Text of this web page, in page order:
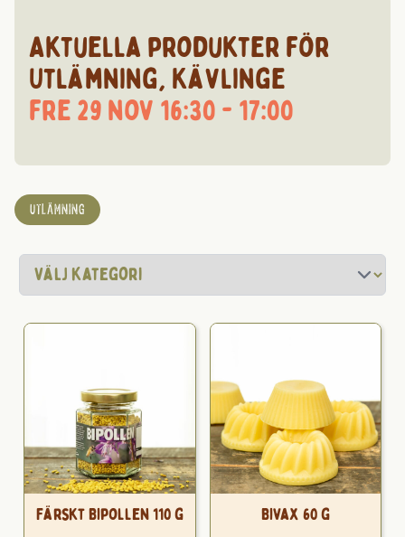
Aktuella produkter för
Utlämning, Kävlinge
fre 29 nov 16:30 - 17:00
UTLÄMNING
Färskt Bipollen 110 g Bivax 60 g